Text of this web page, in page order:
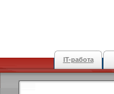
IT-работа